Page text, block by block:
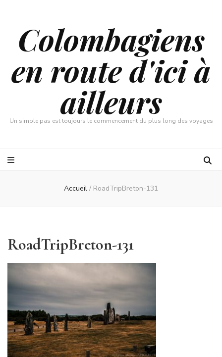
Colombagiens
en route d'ici à
ailleurs
Un simple pas est toujours le commencement du plus long des voyages
Accueil / RoadTripBreton-131
RoadTripBreton-131